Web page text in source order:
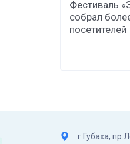
Фестиваль
собрал
посетителей
г.Губаха,